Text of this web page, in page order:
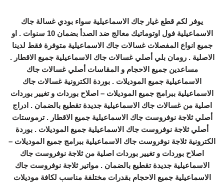
يوفر لكم قطع غيار جاك الاسماعيلية سواء بودي غسالة جاك
الاسماعيلية فول اوتوماتيك معالج ضد الصدأ بضمان 10 سنوات . او
جميع انواع المفصلات غسالات جاك الاسماعيلية متوفرة فقط لدينا
الاصلية . رومان بلي أصلي غسالات جاك الاسماعيلية جميع الاقطار .
مساعدين جميع الاحجام و المقاسات أصلي غسالات جاك
الاسماعيلية جميع الموديلات . بوردة الكترونية غسالات جاك
الاسماعيلية ببرامج جميع الموديلات – اصلاح بوردات و تغيير بوردات
اصلية من غسالات جاك الاسماعيلية جديدة تقطيع بالضمان . ادراج
أصلي ثلاجة نوفروست جاك الاسماعيلية جميع الاقطار . ترموستات
أصلي ثلاجة نوفروست جاك الاسماعيلية جميع الموديلات . بوردة
الكترونية ثلاجة نوفروست جاك الاسماعيلية ببرامج جميع الموديلات –
اصلاح بوردات و تغيير بوردات اصلية من ثلاجة نوفروست جاك
الاسماعيلية جديدة تقطيع بالضمان . مواتير ثلاجة نوفروست جاك
الاسماعيلية جميع الاحجام بقدرات مختلفة مناسب لكافة موديلات